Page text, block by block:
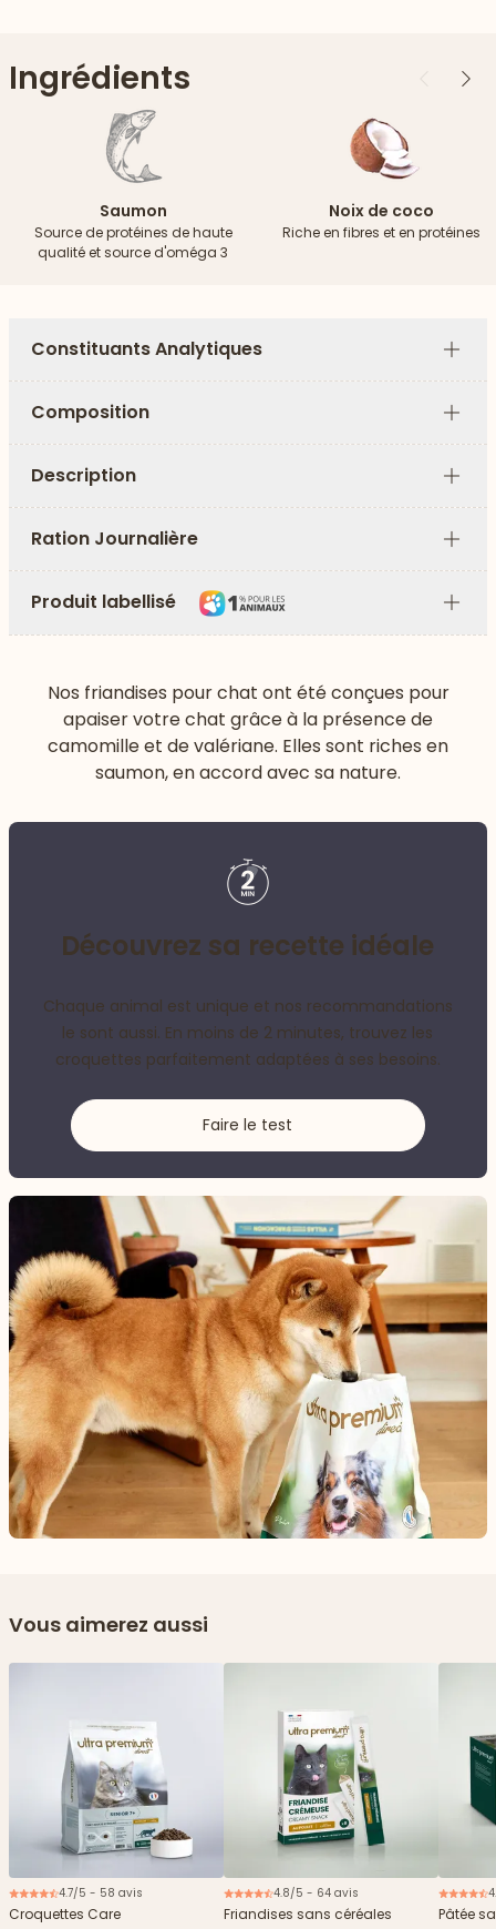
Ingrédients Précédent
Saumon
Source de protéines de haute
qualité et source d'oméga 3
Noix de coco
Riche en fibres et en protéines
Constituants Analytiques
Plus
Composition
Plus
Description
Plus
Ration Journalière
Plus
Produit labellisé
Nos friandises pour chat ont été conçues pour
apaiser votre chat grâce à la présence de
camomille et de valériane. Elles sont riches en
saumon, en accord avec sa nature.
Découvrez sa recette idéale
Chaque animal est unique et nos recommandations
le sont aussi. En moins de 2 minutes, trouvez les
croquettes parfaitement adaptées à ses besoins.
Faire le test
Vous aimerez aussi
Nouveau
4.7/5 - 58 avis
Croquettes Care
4.8/5 - 64 avis
Friandises sans céréales
Pâtée